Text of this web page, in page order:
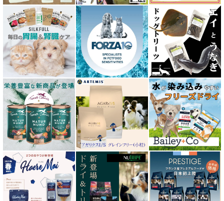
エーにゃん Anyan 猫用おやつ
エクイリブリア EQUILIBRIA
エンパイア EMPIRE
オージー ラム プラス Aussie Lamb Plus
カントリーロード Country Roads
キアオラ kiaora
キャノフィラ
グリーンフィッシュ GreenFish
ケリーアンドコー Kelly＆Co’s